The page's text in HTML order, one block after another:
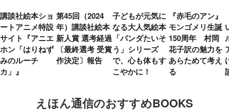
講談社絵本ショ
ートアニメ特設
サイト『アニエ
ホン「はりねず
みのルーチ
カ」』
第45回（2024
年）講談社絵本
新人賞 選考経過
〔最終選考 受賞
作決定〕報告
子どもが元気に
なる大人気絵本
「パンダたいそ
う」シリーズ
で、心も体もす
こやかに！
『赤毛のアン』
モンゴメリ生誕
150周年 村岡
花子訳の魅力を
あらためて考え
る
えほん通信のおすすめBOOKS